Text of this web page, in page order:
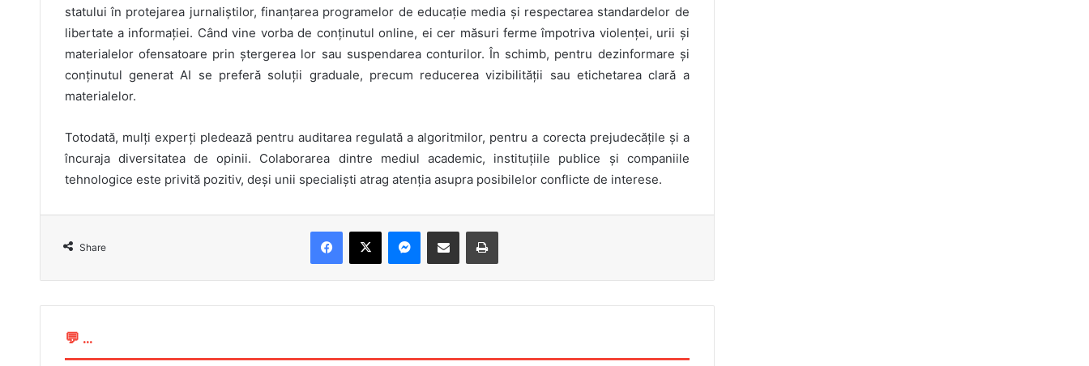
statului în protejarea jurnaliștilor, finanțarea programelor de educație media și respectarea standardelor de
libertate a informației. Când vine vorba de conținutul online, ei cer măsuri ferme împotriva violenței, urii și
materialelor ofensatoare prin ștergerea lor sau suspendarea conturilor. În schimb, pentru dezinformare și
conținutul generat AI se preferă soluții graduale, precum reducerea vizibilității sau etichetarea clară a
materialelor.
Totodată, mulți experți pledează pentru auditarea regulată a algoritmilor, pentru a corecta prejudecățile și a
încuraja diversitatea de opinii. Colaborarea dintre mediul academic, instituțiile publice și companiile
tehnologice este privită pozitiv, deși unii specialiști atrag atenția asupra posibilelor conflicte de interese.
Share
X
💬 ...